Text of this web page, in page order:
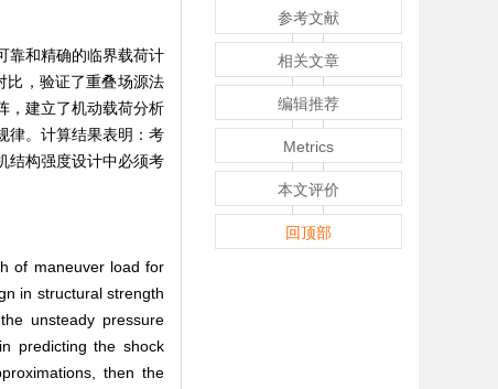
靠和精确的临界载荷计
比，验证了重叠场源法
，建立了机动载荷分析
律。计算结果表明：考
结构强度设计中必须考
of maneuver load for
in structural strength
unsteady pressure
predicting the shock
then the
参考文献
相关文章
编辑推荐
Metrics
本文评价
回顶部